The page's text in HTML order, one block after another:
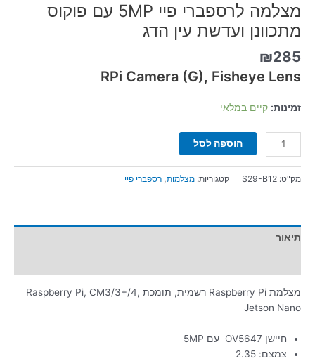
מצלמה לרספברי פיי 5MP עם פוקוס
מתכוונן ועדשת עין הדג
₪285
RPi Camera (G), Fisheye Lens
זמינות: קיים במלאי
הוספה לסל
מק"ט: S29-B12 קטגוריות: מצלמות, רספברי פיי
תיאור
מצלמת Raspberry Pi רשמית, תומכת Raspberry Pi, CM3/3+/4,
Jetson Nano
חיישן OV5647 עם 5MP
צמצם: 2.35